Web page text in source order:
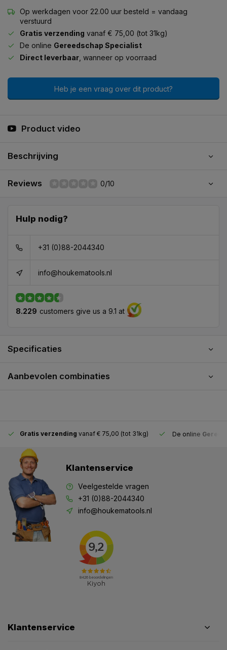
Op werkdagen voor 22.00 uur besteld = vandaag
verstuurd
Gratis verzending vanaf € 75,00 (tot 31kg)
De online Gereedschap Specialist
Direct leverbaar , wanneer op voorraad
Heb je een vraag over dit product?
Product video
Beschrijving
Reviews 0/10
Hulp nodig?
+31 (0)88-2044340
info@houkematools.nl
8.229 customers give us a 9.1 at
Specificaties
Aanbevolen combinaties
Gratis verzending vanaf € 75,00 (tot 31kg) De online
Klantenservice
Veelgestelde vragen
+31 (0)88-2044340
info@houkematools.nl
Klantenservice